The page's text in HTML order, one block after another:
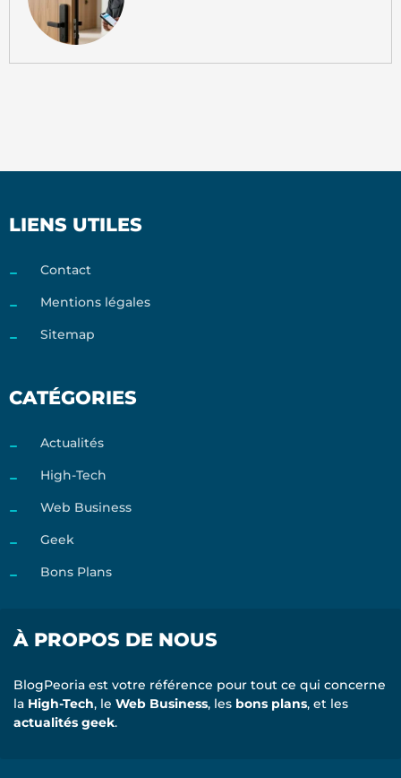
LIENS UTILES
Contact
Mentions légales
Sitemap
CATÉGORIES
Actualités
High-Tech
Web Business
Geek
Bons Plans
À PROPOS DE NOUS
BlogPeoria est votre référence pour tout ce qui concerne
la High-Tech, le Web Business, les bons plans, et les
actualités geek.